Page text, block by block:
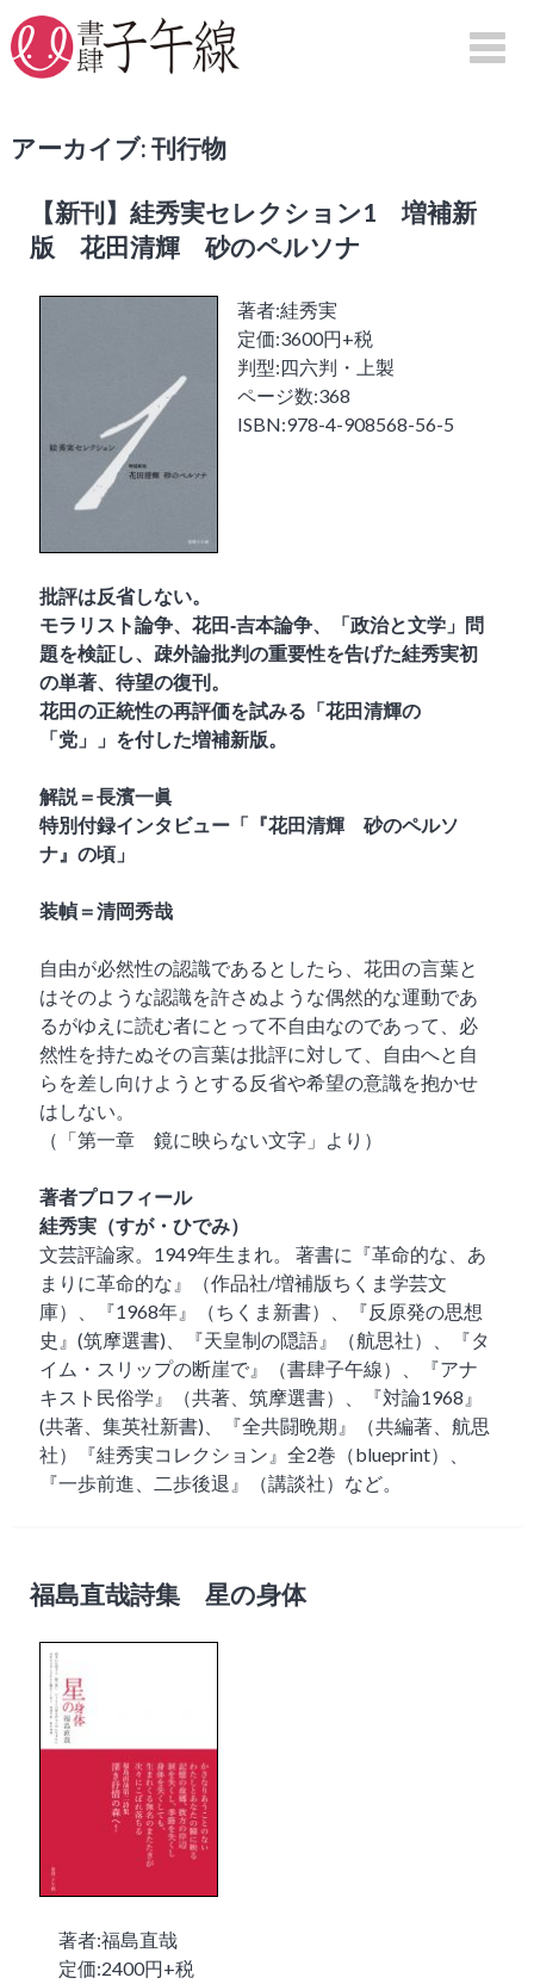
HOME
刊行物案内
紀行
雑誌「子午線 原理・形態・批評」
創刊の辞
雑誌 子午線
ご注文方法
お問い合わせ
アーカイブ: 刊行物
【新刊】絓秀実セレクション1 増補新
版 花田清輝 砂のペルソナ
著者:絓秀実
定価:3600円+税
判型:四六判・上製
ページ数:368
ISBN:978-4-908568-56-5
批評は反省しない。
モラリスト論争、花田‐吉本論争、「政治と文学」問
題を検証し、疎外論批判の重要性を告げた絓秀実初
の単著、待望の復刊。
花田の正統性の再評価を試みる「花田清輝の
「党」」を付した増補新版。
解説＝長濱一眞
特別付録インタビュー「『花田清輝 砂のペルソ
ナ』の頃」
装幀＝清岡秀哉
自由が必然性の認識であるとしたら、花田の言葉と
はそのような認識を許さぬような偶然的な運動であ
るがゆえに読む者にとって不自由なのであって、必
然性を持たぬその言葉は批評に対して、自由へと自
らを差し向けようとする反省や希望の意識を抱かせ
はしない。
（「第一章 鏡に映らない文字」より）
著者プロフィール
絓秀実（すが・ひでみ）
文芸評論家。1949年生まれ。 著書に『革命的な、あ
まりに革命的な』（作品社/増補版ちくま学芸文
庫）、『1968年』（ちくま新書）、『反原発の思想
史』(筑摩選書)、『天皇制の隠語』（航思社）、『タ
イム・スリップの断崖で』（書肆子午線）、『アナ
キスト民俗学』（共著、筑摩選書）、『対論1968』
(共著、集英社新書)、『全共闘晩期』（共編著、航思
社）『絓秀実コレクション』全2巻（blueprint）、
『一歩前進、二歩後退』（講談社）など。
福島直哉詩集 星の身体
著者:福島直哉
定価:2400円+税